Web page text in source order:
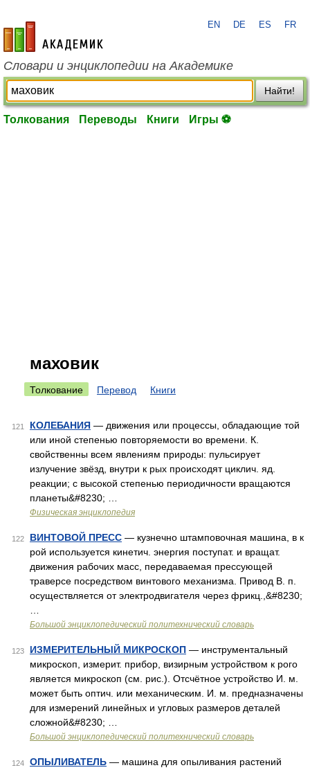
academic.ru
EN DE ES FR
Словари и энциклопедии на Академике
Найти!
Толкования Переводы Книги Игры ⚽
маховик
Толкование Перевод Книги
121 КОЛЕБАНИЯ — движения или процессы, обладающие той
или иной степенью повторяемости во времени. К.
свойственны всем явлениям природы: пульсирует
излучение звёзд, внутри к рых происходят циклич. яд.
реакции; с высокой степенью периодичности вращаются
планеты&#8230; …
Физическая энциклопедия
122 ВИНТОВОЙ ПРЕСС — кузнечно штамповочная машина, в к
рой используется кинетич. энергия поступат. и вращат.
движения рабочих масс, передаваемая прессующей
траверсе посредством винтового механизма. Привод В. п.
осуществляется от электродвигателя через фрикц.,&#8230;
Большой энциклопедический политехнический словарь
123 ИЗМЕРИТЕЛЬНЫЙ МИКРОСКОП — инструментальный
микроскоп, измерит. прибор, визирным устройством к рого
является микроскоп (см. рис.). Отсчётное устройство И. м.
может быть оптич. или механическим. И. м. предназначены
для измерений линейных и угловых размеров деталей
сложной&#8230; …
Большой энциклопедический политехнический словарь
124 ОПЫЛИВАТЕЛЬ — машина для опыливания растений